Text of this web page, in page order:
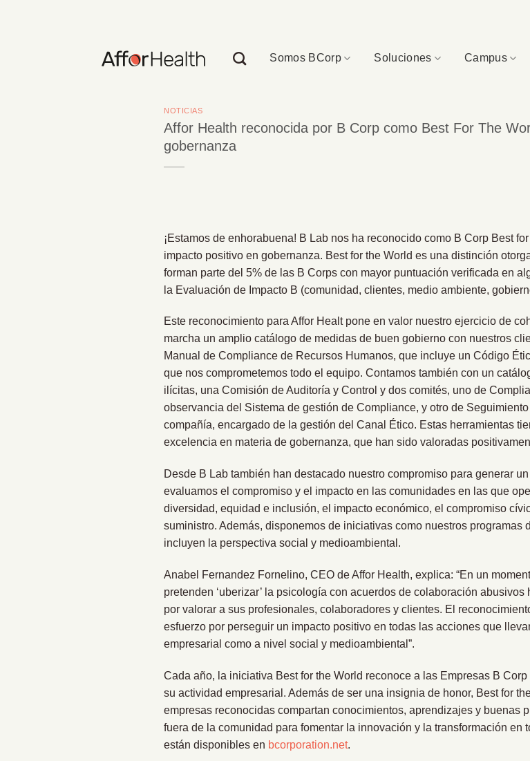
Somos BCorp
Soluciones Campus
NOTICIAS
Affor Health reconocida por B Corp como Best For The
gobernanza
¡Estamos de enhorabuena! B Lab nos ha reconocido como B Corp Best
impacto positivo en gobernanza. Best for the World es una distinción
forman parte del 5% de las B Corps con mayor puntuación verificada en
la Evaluación de Impacto B (comunidad, clientes, medio ambiente,
Este reconocimiento para Affor Healt pone en valor nuestro ejercicio de
marcha un amplio catálogo de medidas de buen gobierno con nuestros
Manual de Compliance de Recursos Humanos, que incluye un Código
que nos comprometemos todo el equipo. Contamos también con un
ilícitas, una Comisión de Auditoría y Control y dos comités, uno de
observancia del Sistema de gestión de Compliance, y otro de
compañía, encargado de la gestión del Canal Ético. Estas herramientas
excelencia en materia de gobernanza, que han sido valoradas
Desde B Lab también han destacado nuestro compromiso para generar
evaluamos el compromiso y el impacto en las comunidades en las que
diversidad, equidad e inclusión, el impacto económico, el compromiso
suministro. Además, disponemos de iniciativas como nuestros
incluyen la perspectiva social y medioambiental.
Anabel Fernandez Fornelino, CEO de Affor Health, explica: “En un
pretenden ‘uberizar’ la psicología con acuerdos de colaboración
por valorar a sus profesionales, colaboradores y clientes. El
esfuerzo por perseguir un impacto positivo en todas las acciones que
empresarial como a nivel social y medioambiental”.
Cada año, la iniciativa Best for the World reconoce a las Empresas B
su actividad empresarial. Además de ser una insignia de honor, Best for
empresas reconocidas compartan conocimientos, aprendizajes y buenas
fuera de la comunidad para fomentar la innovación y la transformación en
están disponibles en bcorporation.net.